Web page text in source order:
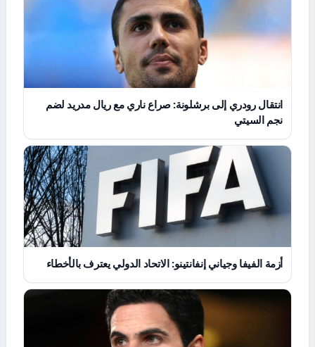
انتقال رودري إلى برشلونة: صراع ناري مع ريال مدريد لضم
نجم السيتي
أزمة الفيفا وجياني إنفانتينو: الاتحاد الدولي يعترف بالأخطاء